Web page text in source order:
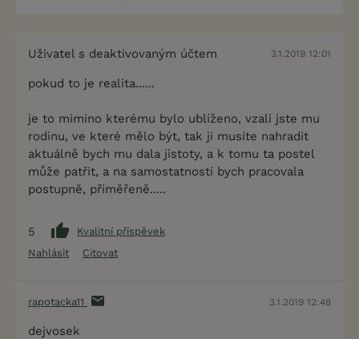
Uživatel s deaktivovaným účtem 3.1.2019 12:01
pokud to je realita......
je to mimino kterému bylo ublíženo, vzali jste mu
rodinu, ve které mělo být, tak ji musíte nahradit
aktuálně bych mu dala jistoty, a k tomu ta postel
může patřit, a na samostatnosti bych pracovala
postupně, přiměřeně.....
5
Kvalitní příspěvek
Nahlásit
Citovat
rapotacka11 3.1.2019 12:48
dejvosek